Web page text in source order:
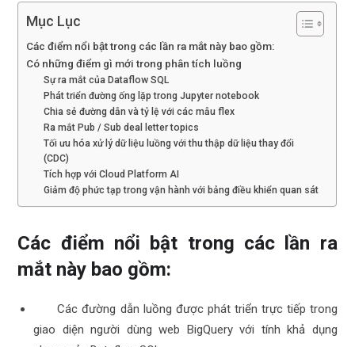
Mục Lục
Các điểm nổi bật trong các lần ra mắt này bao gồm:
Có những điểm gì mới trong phân tích luồng
Sự ra mắt của Dataflow SQL
Phát triển đường ống lặp trong Jupyter notebook
Chia sẻ đường dẫn và tỷ lệ với các mẫu flex
Ra mắt Pub / Sub deal letter topics
Tối ưu hóa xử lý dữ liệu luồng với thu thập dữ liệu thay đổi
(CDC)
Tích hợp với Cloud Platform AI
Giảm độ phức tạp trong vận hành với bảng điều khiển quan sát
Các điểm nổi bật trong các lần ra
mắt này bao gồm:
Các đường dẫn luồng được phát triển trực tiếp trong
giao diện người dùng web BigQuery với tính khả dụng